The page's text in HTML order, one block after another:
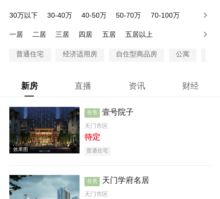
30万以下 30-40万 40-50万 50-70万
70-100万
一居
二居 三居 四居 五居 五居以上
普通住宅 经济适用房 自住型商品房 公寓
新房 直播 资讯 财经
在售 壹号院子
天门市区
待定
普通住宅
在售 天门学府名居
天门市区